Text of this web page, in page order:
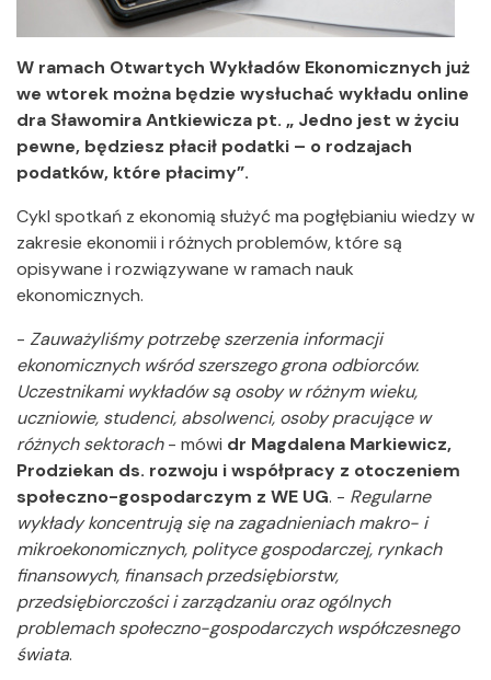
W ramach Otwartych Wykładów Ekonomicznych już
we wtorek można będzie wysłuchać wykładu online
dra Sławomira Antkiewicza pt. „ Jedno jest w życiu
pewne, będziesz płacił podatki – o rodzajach
podatków, które płacimy”.
Cykl spotkań z ekonomią służyć ma pogłębianiu wiedzy w
zakresie ekonomii i różnych problemów, które są
opisywane i rozwiązywane w ramach nauk
ekonomicznych.
- Zauważyliśmy potrzebę szerzenia informacji
ekonomicznych wśród szerszego grona odbiorców.
Uczestnikami wykładów są osoby w różnym wieku,
uczniowie, studenci, absolwenci, osoby pracujące w
różnych sektorach- mówi dr Magdalena Markiewicz,
Prodziekan ds. rozwoju i współpracy z otoczeniem
społeczno-gospodarczym z WE UG. - Regularne
wykłady koncentrują się na zagadnieniach makro- i
mikroekonomicznych, polityce gospodarczej, rynkach
finansowych, finansach przedsiębiorstw,
przedsiębiorczości i zarządzaniu oraz ogólnych
problemach społeczno-gospodarczych współczesnego
świata.